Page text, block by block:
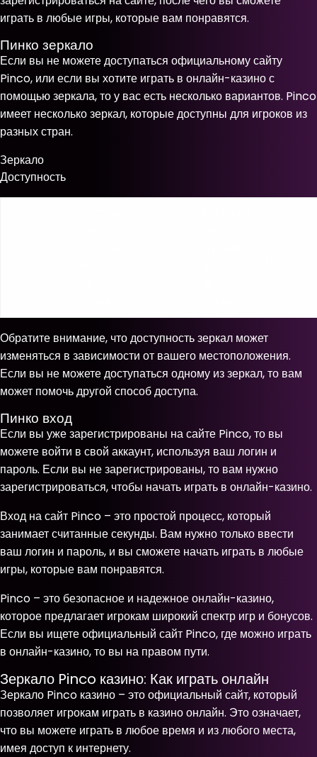
играть в любые игры, которые вам понравятся.
Пинко зеркало
Если вы не можете доступаться официальному сайту
Pinco, или если вы хотите играть в онлайн-казино с
помощью зеркала, то у вас есть несколько вариантов. Pinco
имеет несколько зеркал, которые доступны для игроков из
разных стран.
Зеркало
Доступность
Обратите внимание, что доступность зеркал может
изменяться в зависимости от вашего местоположения.
Если вы не можете доступаться одному из зеркал, то вам
может помочь другой способ доступа.
Пинко вход
Если вы уже зарегистрированы на сайте Pinco, то вы
можете войти в свой аккаунт, используя ваш логин и
пароль. Если вы не зарегистрированы, то вам нужно
зарегистрироваться, чтобы начать играть в онлайн-казино.
Вход на сайт Pinco – это простой процесс, который
занимает считанные секунды. Вам нужно только ввести
ваш логин и пароль, и вы сможете начать играть в любые
игры, которые вам понравятся.
Pinco – это безопасное и надежное онлайн-казино,
которое предлагает игрокам широкий спектр игр и бонусов.
Если вы ищете официальный сайт Pinco, где можно играть
в онлайн-казино, то вы на правом пути.
Зеркало Pinco казино: Как играть онлайн
Зеркало Pinco казино – это официальный сайт, который
позволяет игрокам играть в казино онлайн. Это означает,
что вы можете играть в любое время и из любого места,
имея доступ к интернету.